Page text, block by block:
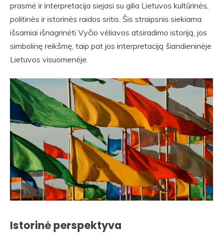
prasmė ir interpretacija siejasi su gilia Lietuvos kultūrinės,
politinės ir istorinės raidos sritis. Šis straipsnis siekiama
išsamiai išnagrinėti Vyčio vėliavos atsiradimo istoriją, jos
simbolinę reikšmę, taip pat jos interpretaciją šiandieninėje
Lietuvos visuomenėje.
Istorinė perspektyva